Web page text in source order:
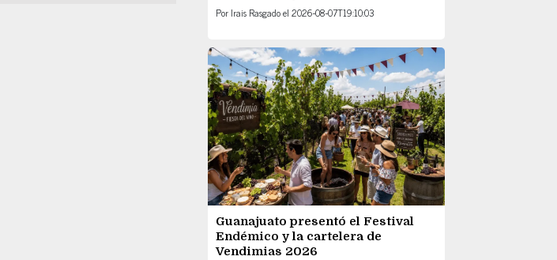
Por Irais Rasgadoel 2026-08-07T19:10:03
Guanajuato presentó el Festival
Endémico y la cartelera de
Vendimias 2026